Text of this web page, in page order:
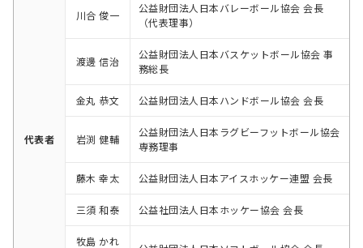
代表者
川合 俊一
公益財団法人日本バレーボール協会 会長
（代表理事）
渡邊 信治
公益財団法人日本バスケットボール協会 事
務総長
金丸 恭文 公益財団法人日本ハンドボール協会 会長
岩渕 健輔
公益財団法人日本ラグビーフットボール協会
専務理事
藤木 幸太 公益財団法人日本アイスホッケー連盟 会長
三須 和泰 公益社団法人日本ホッケー協会 会長
牧島 かれ